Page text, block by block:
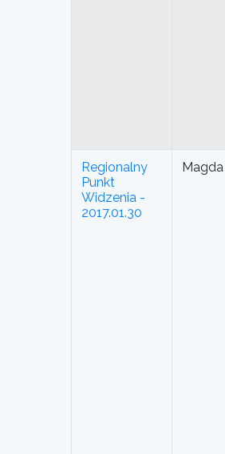
Regionalny
Punkt
Widzenia -
2017.01.30